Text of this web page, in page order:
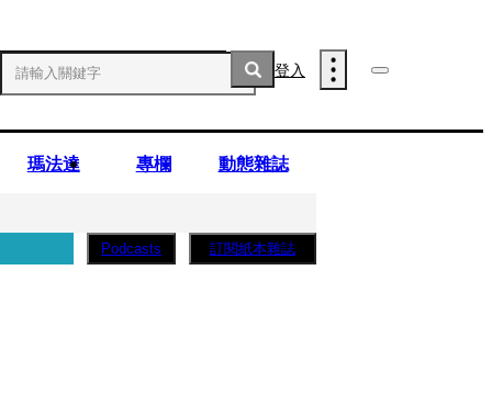
登入
瑪法達 專欄 動態雜誌
Podcasts 訂閱紙本雜誌